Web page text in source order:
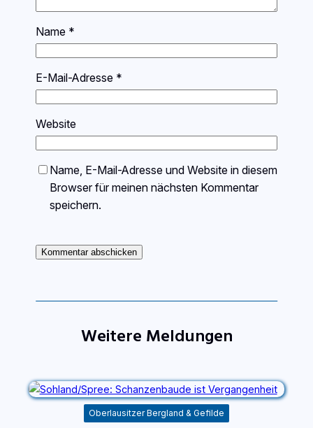
Name *
E-Mail-Adresse *
Website
Name, E-Mail-Adresse und Website in diesem
Browser für meinen nächsten Kommentar
speichern.
Weitere Meldungen
Oberlausitzer Bergland & Gefilde